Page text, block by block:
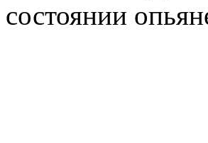
состоянии